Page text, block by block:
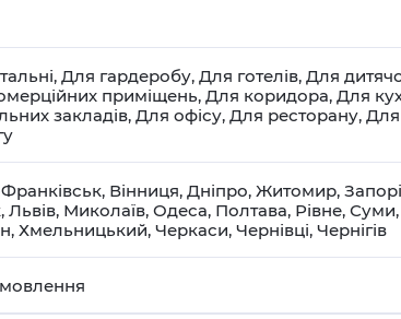
, Для гардеробу, Для готелів, Для
приміщень, Для коридора, Для
закладів, Для офісу, Для ресторану, Для
, Вінниця, Дніпро, Житомир,
, Львів, Миколаїв, Одеса, Полтава, Рівне, Суми,
, Хмельницький, Черкаси, Чернівці, Чернігів